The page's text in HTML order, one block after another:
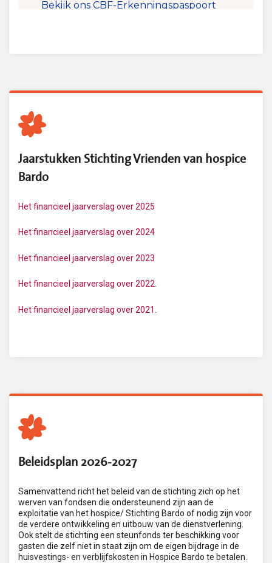
Jaarstukken Stichting Vrienden van hospice
Bardo
Het financieel jaarverslag over 2025
Het financieel jaarverslag over 2024
Het financieel jaarverslag over 2023
Het financieel jaarverslag over 2022
Het financieel jaarverslag over 2021
Beleidsplan 2026-2027
Samenvattend richt het beleid van de stichting zich op het
werven van fondsen die ondersteunend zijn aan de
exploitatie van het hospice/ Stichting Bardo of nodig zijn voor
de verdere ontwikkeling en uitbouw van de dienstverlening.
Ook stelt de stichting een steunfonds ter beschikking voor
gasten die zelf niet in staat zijn om de eigen bijdrage in de
huisvestings- en verblijfskosten in Hospice Bardo te betalen.